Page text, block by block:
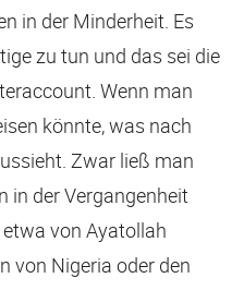
in der Minderheit. Es
zu tun und das sei die
Wenn man
könnte, was nach
Zwar ließ man
in der Vergangenheit
von Ayatollah
von Nigeria oder den